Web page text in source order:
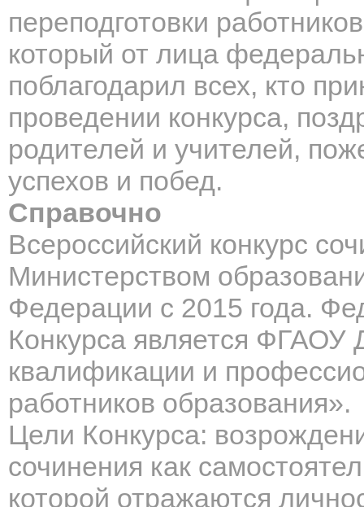
переподготовки
который от лица
поблагодарил всех, кто
проведении конкурса,
родителей и учителей,
успехов и побед.
Справочно
Всероссийский конкурс
Министерством
Федерации с 2015 года.
Конкурса является
квалификации и
работников образования».
Цели Конкурса:
сочинения как
которой отражаются